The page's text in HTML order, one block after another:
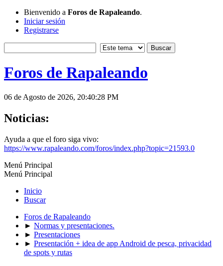
Bienvenido a Foros de Rapaleando.
Iniciar sesión
Registrarse
Foros de Rapaleando
06 de Agosto de 2026, 20:40:28 PM
Noticias:
Ayuda a que el foro siga vivo:
https://www.rapaleando.com/foros/index.php?topic=21593.0
Menú Principal
Menú Principal
Inicio
Buscar
Foros de Rapaleando
► Normas y presentaciones.
► Presentaciones
► Presentación + idea de app Android de pesca, privacidad
de spots y rutas